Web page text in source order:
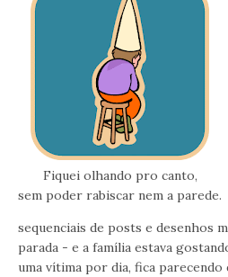
Fiquei olhando pro canto,
sem poder rabiscar nem a parede.
sequenciais de posts e desenhos
parada - e a família estava
uma vítima por dia, fica